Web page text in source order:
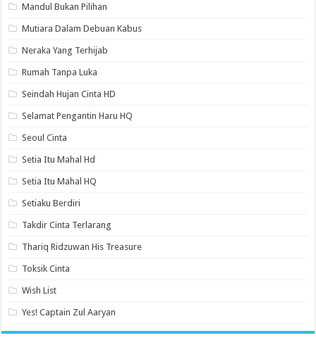
Mandul Bukan Pilihan
Mutiara Dalam Debuan Kabus
Neraka Yang Terhijab
Rumah Tanpa Luka
Seindah Hujan Cinta HD
Selamat Pengantin Haru HQ
Seoul Cinta
Setia Itu Mahal Hd
Setia Itu Mahal HQ
Setiaku Berdiri
Takdir Cinta Terlarang
Thariq Ridzuwan His Treasure
Toksik Cinta
Wish List
Yes! Captain Zul Aaryan